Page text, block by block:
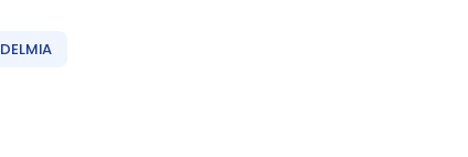
DELMIA